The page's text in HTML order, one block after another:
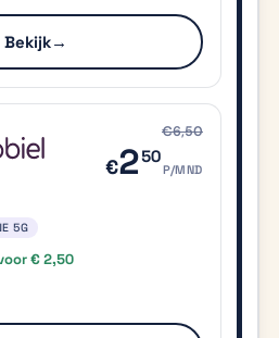
Bekijk→
5G
€ 2,50
€6,50
€250
P/MND